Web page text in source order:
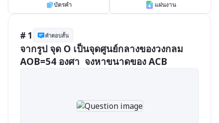
บัตรคำ แผ่นงาน
# 1 คำตอบสั้น
จากรูป จุด O เป็นจุดศูนย์กลางของวงกลม
AOB=54 องศา  จงหาขนาดของ ACB